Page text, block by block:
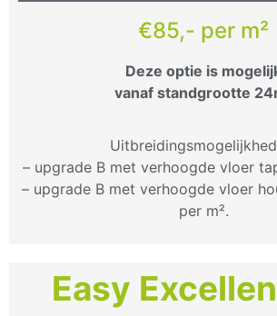
€85,- per m²
Deze optie is
vanaf standgrootte
– upgrade B met verhoogde vloer
– upgrade B met verhoogde vloer
per m².
Easy